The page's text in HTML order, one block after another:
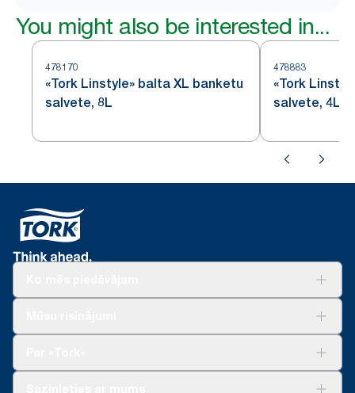
You might also be interested in...
478170
«Tork Linstyle» balta XL banketu
salvete, 8L
478883
«Tork
salvete, 4L